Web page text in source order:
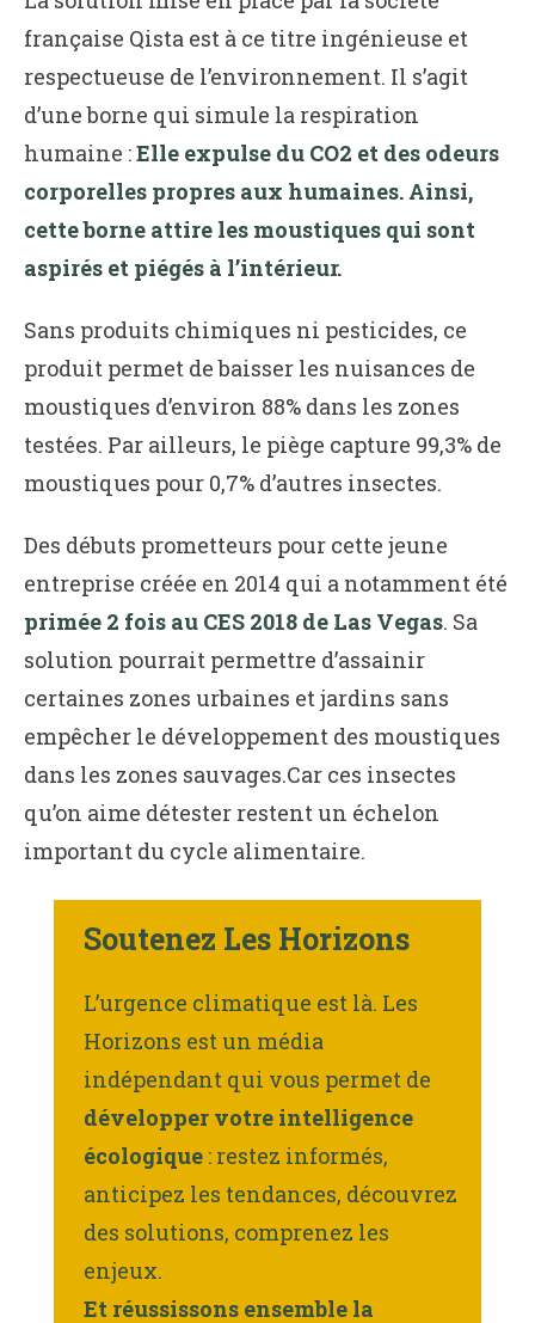
française Qista est à ce titre ingénieuse et
respectueuse de l’environnement. Il s’agit
d’une borne qui simule la respiration
humaine :Elle expulse du CO2 et des odeurs
corporelles propres aux humaines. Ainsi,
cette borne attire les moustiques qui sont
aspirés et piégés à l’intérieur.
Sans produits chimiques ni pesticides, ce
produit permet de baisser les nuisances de
moustiques d’environ 88% dans les zones
testées. Par ailleurs, le piège capture 99,3% de
moustiques pour 0,7% d’autres insectes.
Des débuts prometteurs pour cette jeune
entreprise créée en 2014 qui a notamment été
primée 2 fois au CES 2018 de Las Vegas. Sa
solution pourrait permettre d’assainir
certaines zones urbaines et jardins sans
empêcher le développement des moustiques
dans les zones sauvages.Car ces insectes
qu’on aime détester restent un échelon
important du cycle alimentaire.
Soutenez Les Horizons
L’urgence climatique est là. Les
Horizons est un média
indépendant qui vous permet de
développer votre intelligence
écologique : restez informés,
anticipez les tendances, découvrez
des solutions, comprenez les
enjeux.
Et réussissons ensemble la